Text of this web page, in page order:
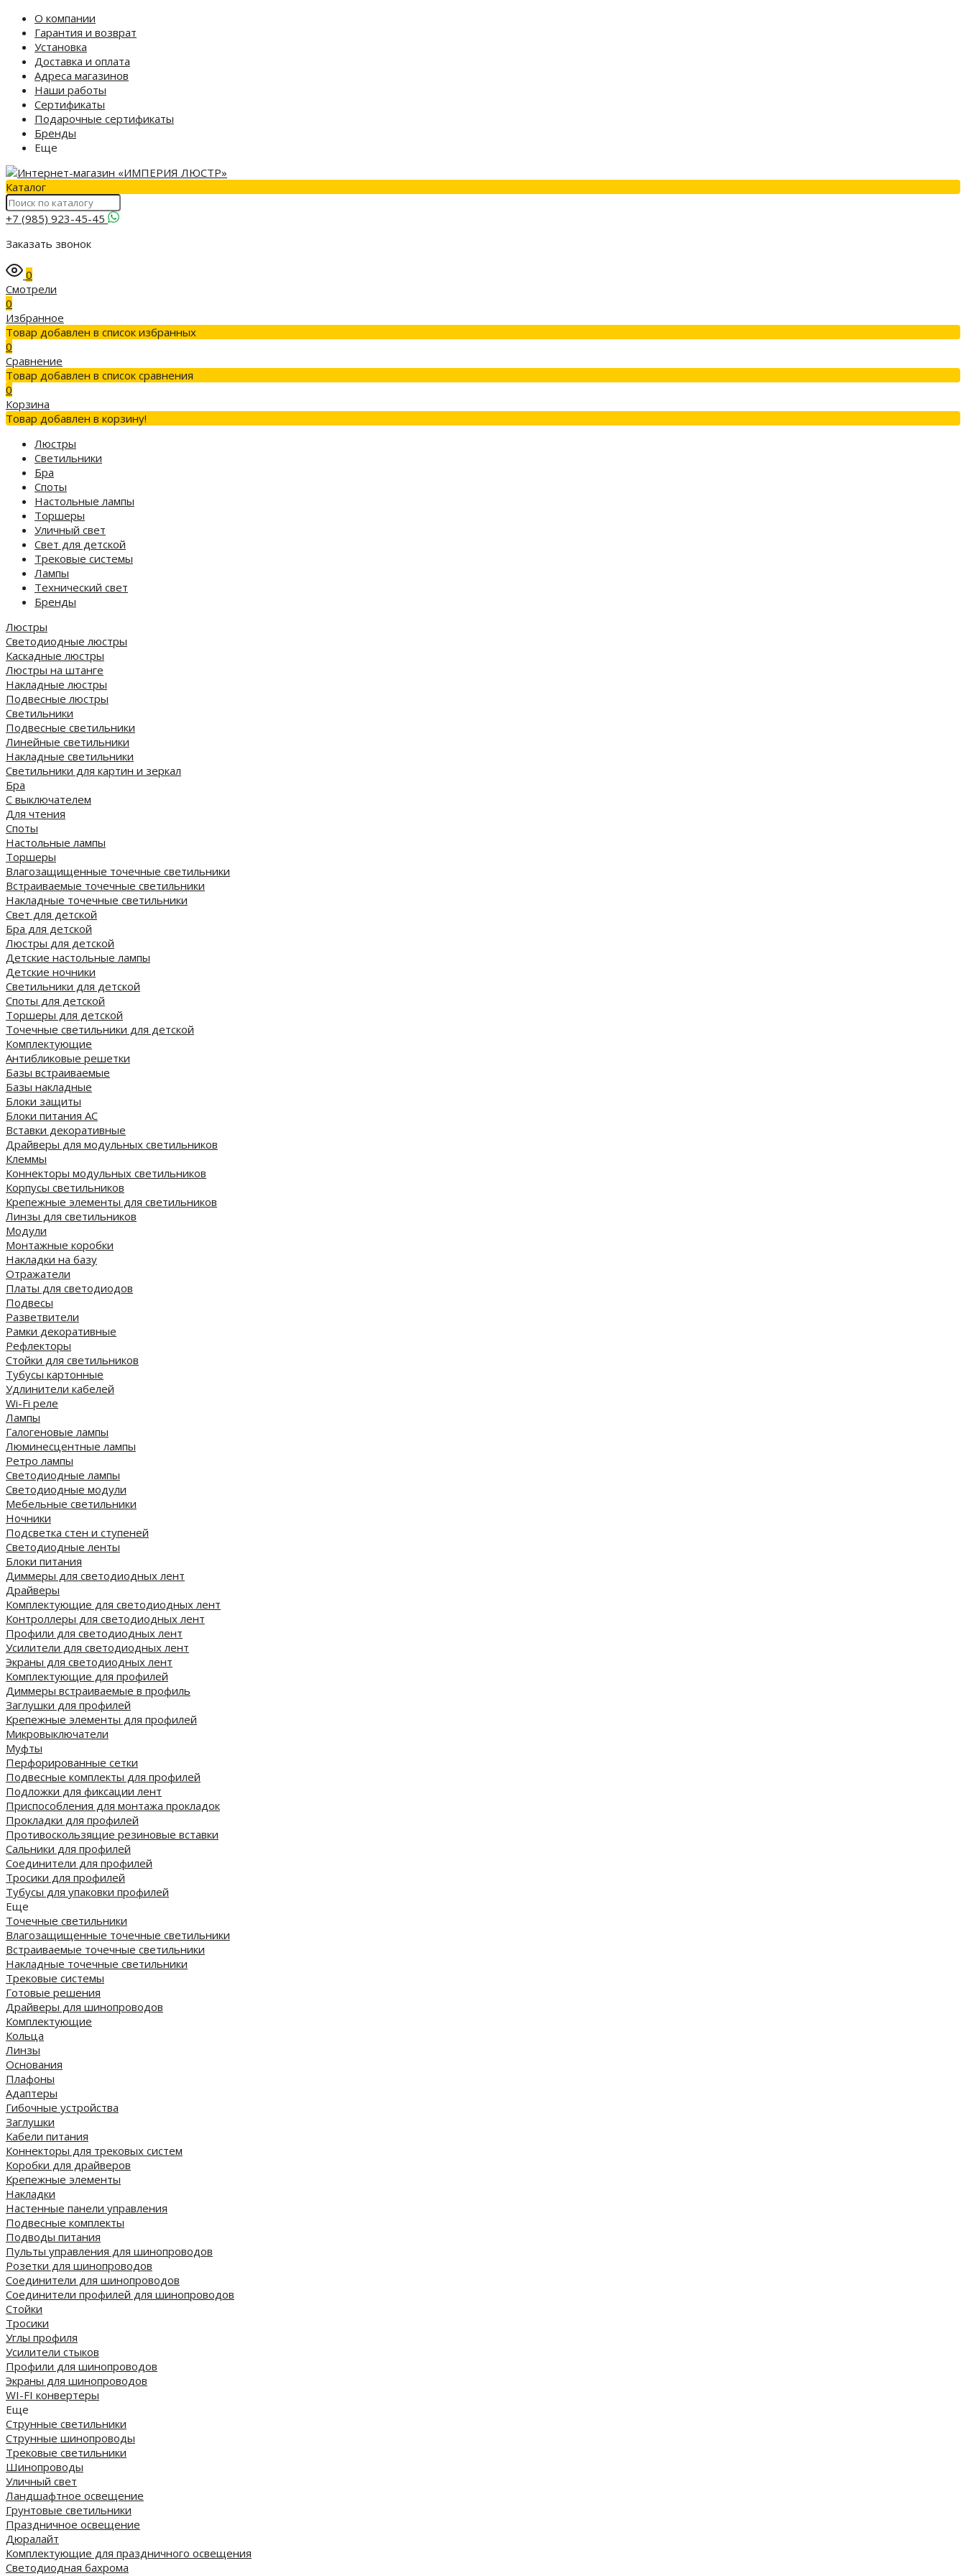
О компании
Гарантия и возврат
Установка
Доставка и оплата
Адреса магазинов
Наши работы
Сертификаты
Подарочные сертификаты
Бренды
Еще
Каталог
+7 (985) 923-45-45
Заказать звонок
0
Смотрели
0
Избранное
Товар добавлен в список избранных
0
Сравнение
Товар добавлен в список сравнения
0
Корзина
Товар добавлен в корзину!
Люстры
Светильники
Бра
Споты
Настольные лампы
Торшеры
Уличный свет
Свет для детской
Трековые системы
Лампы
Технический свет
Бренды
Люстры
Светодиодные люстры
Каскадные люстры
Люстры на штанге
Накладные люстры
Подвесные люстры
Светильники
Подвесные светильники
Линейные светильники
Накладные светильники
Светильники для картин и зеркал
Бра
С выключателем
Для чтения
Споты
Настольные лампы
Торшеры
Влагозащищенные точечные светильники
Встраиваемые точечные светильники
Накладные точечные светильники
Свет для детской
Бра для детской
Люстры для детской
Детские настольные лампы
Детские ночники
Светильники для детской
Споты для детской
Торшеры для детской
Точечные светильники для детской
Комплектующие
Антибликовые решетки
Базы встраиваемые
Базы накладные
Блоки защиты
Блоки питания AC
Вставки декоративные
Драйверы для модульных светильников
Клеммы
Коннекторы модульных светильников
Корпусы светильников
Крепежные элементы для светильников
Линзы для светильников
Модули
Монтажные коробки
Накладки на базу
Отражатели
Платы для светодиодов
Подвесы
Разветвители
Рамки декоративные
Рефлекторы
Стойки для светильников
Тубусы картонные
Удлинители кабелей
Wi-Fi реле
Лампы
Галогеновые лампы
Люминесцентные лампы
Ретро лампы
Светодиодные лампы
Светодиодные модули
Мебельные светильники
Ночники
Подсветка стен и ступеней
Светодиодные ленты
Блоки питания
Диммеры для светодиодных лент
Драйверы
Комплектующие для светодиодных лент
Контроллеры для светодиодных лент
Профили для светодиодных лент
Усилители для светодиодных лент
Экраны для светодиодных лент
Комплектующие для профилей
Диммеры встраиваемые в профиль
Заглушки для профилей
Крепежные элементы для профилей
Микровыключатели
Муфты
Перфорированные сетки
Подвесные комплекты для профилей
Подложки для фиксации лент
Приспособления для монтажа прокладок
Прокладки для профилей
Противоскользящие резиновые вставки
Сальники для профилей
Соединители для профилей
Тросики для профилей
Тубусы для упаковки профилей
Еще
Точечные светильники
Влагозащищенные точечные светильники
Встраиваемые точечные светильники
Накладные точечные светильники
Трековые системы
Готовые решения
Драйверы для шинопроводов
Комплектующие
Кольца
Линзы
Основания
Плафоны
Адаптеры
Гибочные устройства
Заглушки
Кабели питания
Коннекторы для трековых систем
Коробки для драйверов
Крепежные элементы
Накладки
Настенные панели управления
Подвесные комплекты
Подводы питания
Пульты управления для шинопроводов
Розетки для шинопроводов
Соединители для шинопроводов
Соединители профилей для шинопроводов
Стойки
Тросики
Углы профиля
Усилители стыков
Профили для шинопроводов
Экраны для шинопроводов
WI-FI конвертеры
Еще
Струнные светильники
Струнные шинопроводы
Трековые светильники
Шинопроводы
Уличный свет
Ландшафтное освещение
Грунтовые светильники
Праздничное освещение
Дюралайт
Комплектующие для праздничного освещения
Светодиодная бахрома